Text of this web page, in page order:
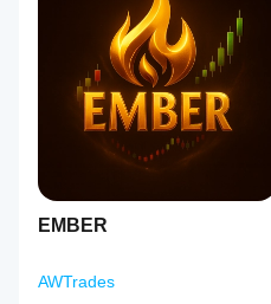
EMBER
AWTrades